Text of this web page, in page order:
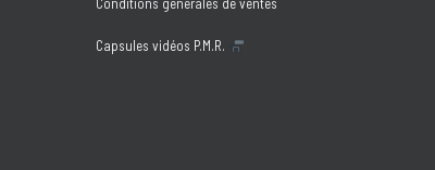
Capsules vidéos P.M.R.